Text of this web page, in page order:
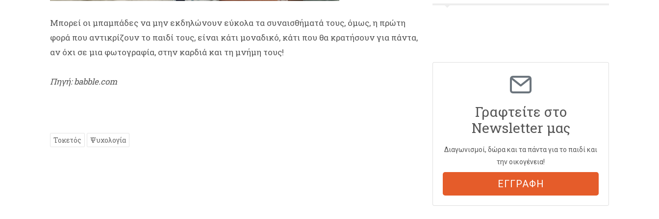
Μπορεί οι μπαμπάδες να μην εκδηλώνουν εύκολα τα συναισθήματά τους, όμως, η πρώτη
φορά που αντικρίζουν το παιδί τους, είναι κάτι μοναδικό, κάτι που θα κρατήσουν για πάντα,
αν όχι σε μια φωτογραφία, στην καρδιά και τη μνήμη τους!
Πηγή: babble.com
Τοκετός Ψυχολογία
Γραφτείτε στο
Newsletter μας
Διαγωνισμοί, δώρα και τα πάντα για το παιδί και
την οικογένεια!
ΕΓΓΡΑΦΗ